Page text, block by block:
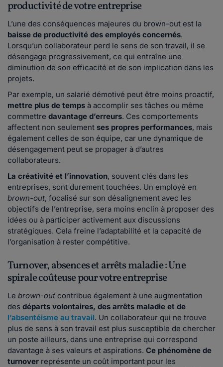
productivité de votre entreprise
L’une des conséquences majeures du brown-out est la
baisse de productivité des employés concernés.
Lorsqu’un collaborateur perd le sens de son travail, il se
désengage progressivement, ce qui entraîne une
diminution de son efficacité et de son implication dans les
projets.
Par exemple, un salarié démotivé peut être moins proactif,
mettre plus de temps à accomplir ses tâches ou même
commettre davantage d’erreurs. Ces comportements
affectent non seulement ses propres performances, mais
également celles de son équipe, car une dynamique de
désengagement peut se propager à d’autres
collaborateurs.
La créativité et l’innovation, souvent clés dans les
entreprises, sont durement touchées. Un employé en
brown-out, focalisé sur son désalignement avec les
objectifs de l’entreprise, sera moins enclin à proposer des
idées ou à participer activement aux discussions
stratégiques. Cela freine l’adaptabilité et la capacité de
l’organisation à rester compétitive.
Turnover, absences et arrêts maladie : Une
spirale coûteuse pour votre entreprise
Le brown-out contribue également à une augmentation
des départs volontaires, des arrêts maladie et de
l’absentéisme au travail. Un collaborateur qui ne trouve
plus de sens à son travail est plus susceptible de chercher
un poste ailleurs, dans une entreprise qui correspond
davantage à ses valeurs et aspirations. Ce phénomène de
turnover représente un coût important pour les